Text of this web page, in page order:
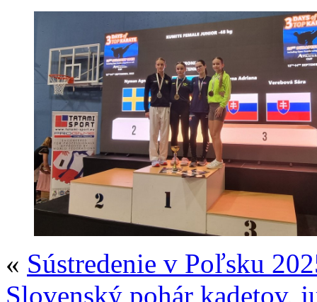
« Sústredenie v Poľsku
Slovenský pohár kadetov,